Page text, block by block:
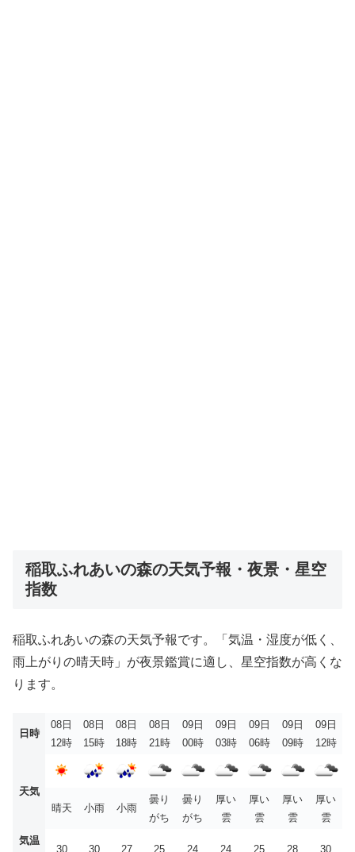
稲取ふれあいの森の天気予報・夜景・星空
指数
稲取ふれあいの森の天気予報です。「気温・湿度が低く、
雨上がりの晴天時」が夜景鑑賞に適し、星空指数が高くな
ります。
日時
08日
12時
08日
15時
08日
18時
08日
21時
09日
00時
09日
03時
09日
06時
09日
09時
09日
12時
天気
晴天
小雨 小雨
曇り
がち
曇り
がち
厚い
雲
厚い
雲
厚い
雲
厚い
雲
気温
30 30 27 25 24 24 25 28 30